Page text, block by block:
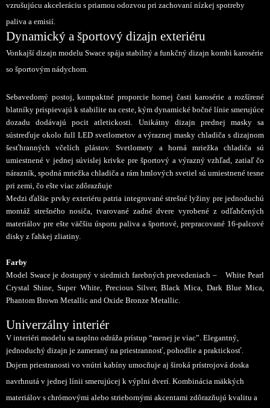
vzrušujúcu akceleráciu s priamou odozvou pri zachovaní nízkej spotreby
paliva a emisií.
Dynamický a športový dizajn exteriéru
Vonkajší dizajn modelu Swace spája stabilný a funkčný dizajn kombi karosérie
so športovým nádychom.
Sebavedomý postoj, kompaktné proporcie hornej časti karosérie a rozšírené
blatníky prispievajú k stabilite na ceste, kým dynamické bočné línie smerujúce
dozadu dodávajú pocit atletickosti. Unikátny dizajn prednej masky sa
sústreďuje okolo full LED svetlometov a výraznej masky chladiča s dizajnom
šesťhranných včelích plástov. Svetlomety a horná mriežka chladiča sú
umiestnené v jednej súvislej krivke pre športový a výrazný vzhľad, zatiaľ čo
nárazník, spodná mriežka chladiča a rám hmlových svetiel sú umiestnené tesne
pri zemi, čo ešte viac zdôrazňuje
Medzi ďalšie prvky exteriéru patria integrované strešné lyžiny pre jednoduchú
montáž strešného nosiča, tvarované zadné dvere vyrobené z odľahčených
materiálov pre ešte väčšiu úsporu paliva a športové, prepracované 16-palcové
disky z ľahkej zliatiny.
Farby
Model Swace je dostupný v siedmich farebných prevedeniach –
White Pearl
Crystal Shine, Super White, Precious Silver, Black Mica, Dark Blue Mica,
Phantom Brown Metallic and Oxide Bronze Metallic.
Univerzálny interiér
V interiéri modelu sa naplno odráža prístup “menej je viac”. Elegantný,
jednoduchý dizajn je zameraný na priestrannosť, pohodlie a praktickosť.
Dojem priestranosti vo vnútri kabíny umocňuje aj široká prístrojová doska
navrhnutá v jednej línii smerujúcej k výplni dverí. Kombinácia mäkkých
materiálov s chrómovými alebo striebornými akcentami zdôrazňujú kvalitu a